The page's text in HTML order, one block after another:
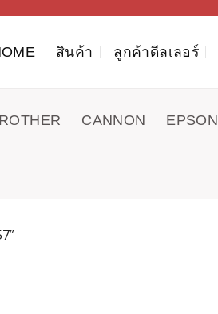
สินค้า ลูกค้าดีลเลอร์
CANNON EPSON